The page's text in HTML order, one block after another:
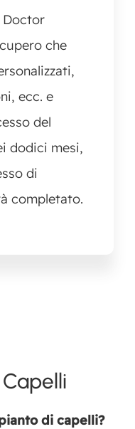
Doctor
che
ecc. e
del
dodici mesi,
di
completato.
di capelli?